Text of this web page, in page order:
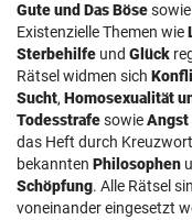
Gute und Das Böse
Existenzielle Themen wie
Sterbehilfe und Glück
Rätsel widmen sich
Sucht, Homosexualität
TodesstrafesowieAngst
das Heft durch
bekannten Philosophen
Schöpfung. Alle Rätsel
voneinander eingesetzt